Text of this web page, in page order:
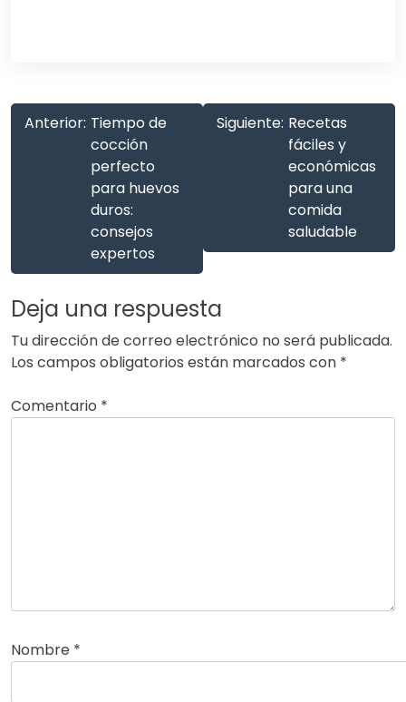
Anterior: Tiempo de
cocción
perfecto
para huevos
duros:
consejos
expertos
Siguiente: Recetas
fáciles y
económicas
para una
comida
saludable
Deja una respuesta
Tu dirección de correo electrónico no será publicada.
Los campos obligatorios están marcados con *
Comentario *
Nombre *